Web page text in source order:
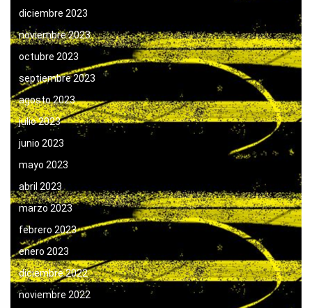
diciembre 2023
noviembre 2023
octubre 2023
septiembre 2023
agosto 2023
julio 2023
junio 2023
mayo 2023
abril 2023
marzo 2023
febrero 2023
enero 2023
diciembre 2022
noviembre 2022